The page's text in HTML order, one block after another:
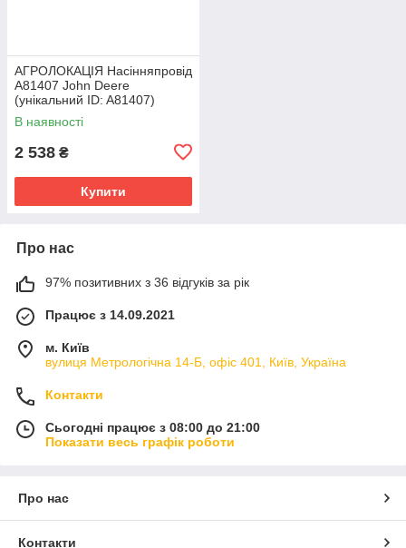
АГРОЛОКАЦІЯ Насінняпровід
A81407 John Deere
(унікальний ID: A81407)
В наявності
2 538 ₴
Купити
Про нас
97% позитивних з 36 відгуків за рік
Працює з 14.09.2021
м. Київ
вулиця Метрологічна 14-Б, офіс 401, Київ, Україна
Контакти
Сьогодні працює з 08:00 до 21:00
Показати весь графік роботи
Про нас
Контакти